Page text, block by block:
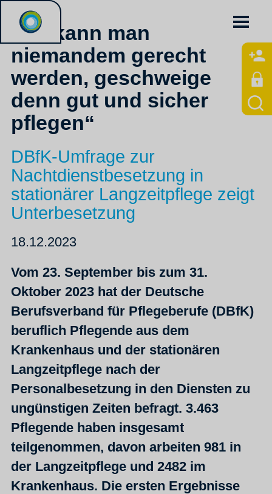
„So kann man
niemandem gerecht
werden, geschweige
denn gut und sicher
pflegen“
DBfK-Umfrage zur
Nachtdienstbesetzung in
stationärer Langzeitpflege zeigt
Unterbesetzung
18.12.2023
Vom 23. September bis zum 31.
Oktober 2023 hat der Deutsche
Berufsverband für Pflegeberufe (DBfK)
beruflich Pflegende aus dem
Krankenhaus und der stationären
Langzeitpflege nach der
Personalbesetzung in den Diensten zu
ungünstigen Zeiten befragt. 3.463
Pflegende haben insgesamt
teilgenommen, davon arbeiten 981 in
der Langzeitpflege und 2482 im
Krankenhaus. Die ersten Ergebnisse